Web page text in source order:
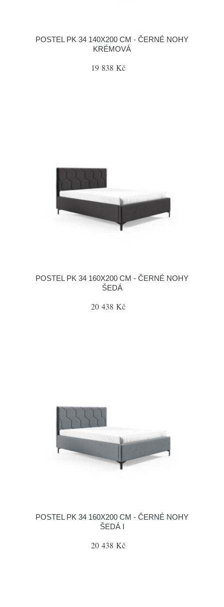
POSTEL PK 34 140X200 CM - ČERNÉ NOHY
KRÉMOVÁ
19 838 Kč
POSTEL PK 34 160X200 CM - ČERNÉ NOHY
ŠEDÁ
20 438 Kč
POSTEL PK 34 160X200 CM - ČERNÉ NOHY
ŠEDÁ I
20 438 Kč